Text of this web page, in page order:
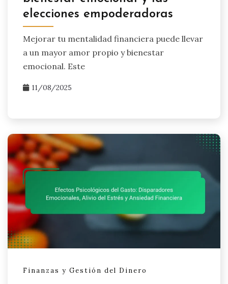
elecciones empoderadoras
Mejorar tu mentalidad financiera puede llevar
a un mayor amor propio y bienestar
emocional. Este
11/08/2025
Finanzas y Gestión del Dinero